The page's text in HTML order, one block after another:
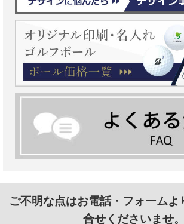
ご不明な点はお電話・フォーム
合せくださいませ。